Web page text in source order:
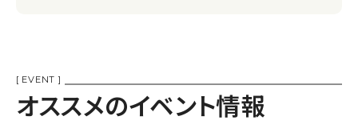
[ EVENT ]
オススメのイベント情報